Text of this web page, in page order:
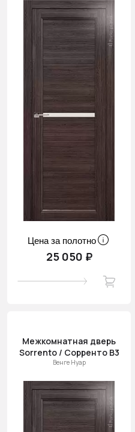
Цена за полотно
25 050 ₽
Межкомнатная дверь
Sorrento / Сорренто В3
Венге Нуар